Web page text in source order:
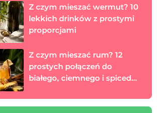
Z czym mieszać wermut? 10
lekkich drinków z prostymi
proporcjami
Z czym mieszać rum? 12
prostych połączeń do
białego, ciemnego i spiced